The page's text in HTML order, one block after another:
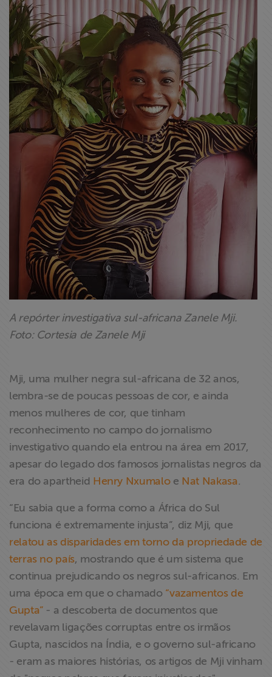
A repórter investigativa sul-africana Zanele Mji.
Foto: Cortesia de Zanele Mji
Mji, uma mulher negra sul-africana de 32 anos,
lembra-se de poucas pessoas de cor, e ainda
menos mulheres de cor, que tinham
reconhecimento no campo do jornalismo
investigativo quando ela entrou na área em 2017,
apesar do legado dos famosos jornalistas negros da
era do apartheid Henry Nxumaloe Nat Nakasa.
“Eu sabia que a forma como a África do Sul
funciona é extremamente injusta”, diz Mji, que
relatou as disparidades em torno da propriedade de
terras no país, mostrando que é um sistema que
continua prejudicando os negros sul-africanos. Em
uma época em que o chamado “vazamentos de
Gupta”- a descoberta de documentos que
revelavam ligações corruptas entre os irmãos
Gupta, nascidos na Índia, e o governo sul-africano
- eram as maiores histórias, os artigos de Mji vinham